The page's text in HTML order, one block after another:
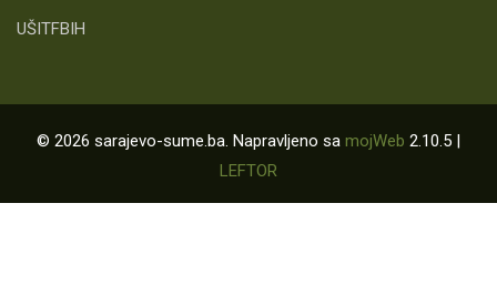
UŠITFBIH
© 2026 sarajevo-sume.ba. Napravljeno sa mojWeb 2.10.5 |
LEFTOR